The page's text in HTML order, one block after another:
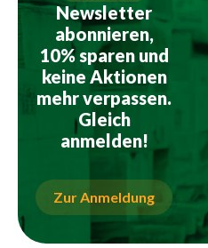
Newsletter
abonnieren,
10% sparen und
keine Aktionen
mehr verpassen.
Gleich
anmelden!
Zur Anmeldung